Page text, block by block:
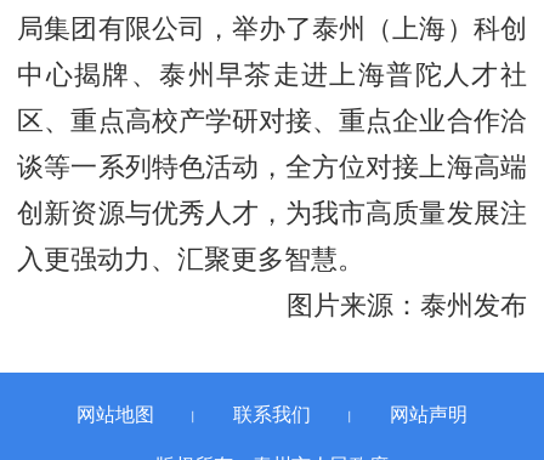
局集团有限公司，举办了泰州（上海）科创
中心揭牌、泰州早茶走进上海普陀人才社
区、重点高校产学研对接、重点企业合作洽
谈等一系列特色活动，全方位对接上海高端
创新资源与优秀人才，为我市高质量发展注
入更强动力、汇聚更多智慧。
图片来源：泰州发布
网站地图 联系我们 网站声明